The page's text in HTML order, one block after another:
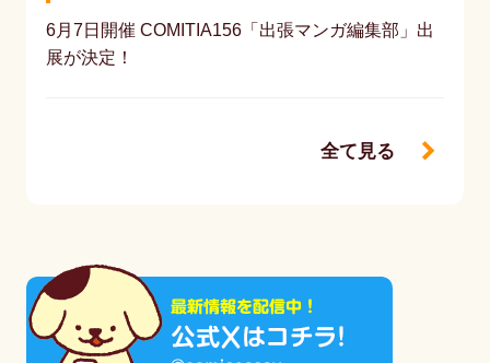
6月7日開催 COMITIA156「出張マンガ編集部」出
展が決定！
全て見る